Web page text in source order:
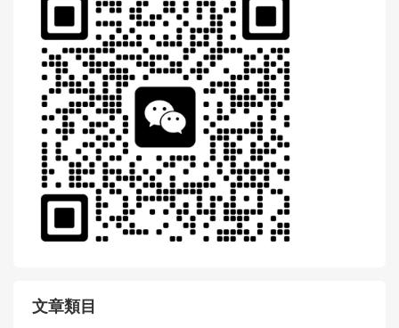
文章類目